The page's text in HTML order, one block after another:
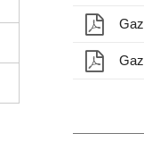
vaovao)